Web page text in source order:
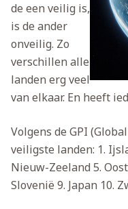
de een veilig is,
is de ander
onveilig. Zo
verschillen alle
landen erg veel
van elkaar. En heeft
Volgens de GPI
veiligste landen: 1.
Nieuw-Zeeland 5.
Slovenië 9. Japan 10.